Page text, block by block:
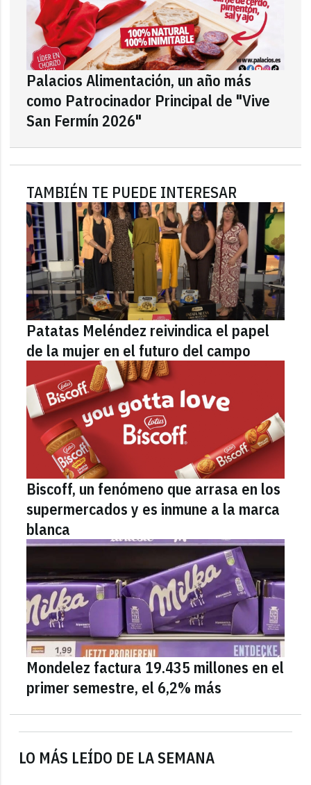
LO MÁS LEÍDO DE LA SEMANA
Palacios Alimentación, un año más
como Patrocinador Principal de "Vive
San Fermín 2026"
TAMBIÉN TE PUEDE INTERESAR
Patatas Meléndez reivindica el papel
de la mujer en el futuro del campo
Biscoff, un fenómeno que arrasa en los
supermercados y es inmune a la marca
blanca
Mondelez factura 19.435 millones en el
primer semestre, el 6,2% más